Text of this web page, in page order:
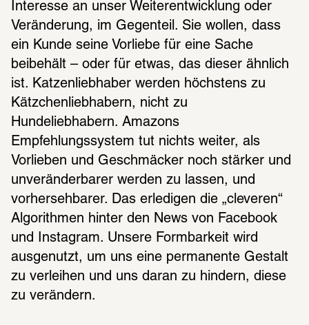
Interesse an unser Weiterentwicklung oder
Veränderung, im Gegenteil. Sie wollen, dass
ein Kunde seine Vorliebe für eine Sache
beibehält – oder für etwas, das dieser ähnlich
ist. Katzenliebhaber werden höchstens zu
Kätzchenliebhabern, nicht zu
Hundeliebhabern. Amazons
Empfehlungssystem tut nichts weiter, als
Vorlieben und Geschmäcker noch stärker und
unveränderbarer werden zu lassen, und
vorhersehbarer. Das erledigen die „cleveren“
Algorithmen hinter den News von Facebook
und Instagram. Unsere Formbarkeit wird
ausgenutzt, um uns eine permanente Gestalt
zu verleihen und uns daran zu hindern, diese
zu verändern.